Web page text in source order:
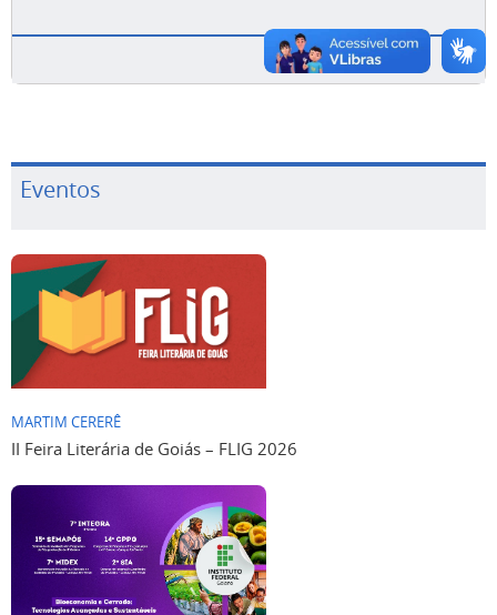
Eventos
MARTIM CERERÊ
II Feira Literária de Goiás – FLIG 2026